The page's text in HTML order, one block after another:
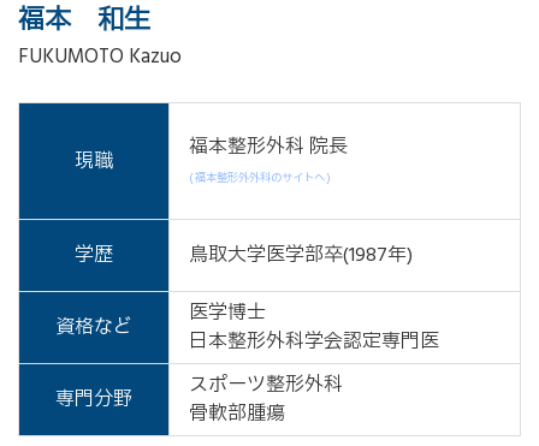
福本 和生
FUKUMOTO Kazuo
現職
福本整形外科 院長
( 福本整形外外科のサイトへ )
学歴 鳥取大学医学部卒(1987年)
資格など
医学博士
日本整形外科学会認定専門医
専門分野
スポーツ整形外科
骨軟部腫瘍